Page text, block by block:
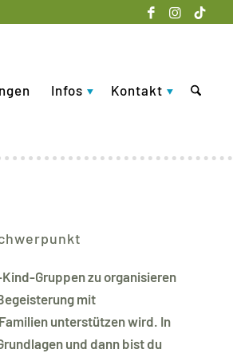
Infos Kontakt
Gruppen zu organisieren
mit
unterstützen wird. In
und dann bist du